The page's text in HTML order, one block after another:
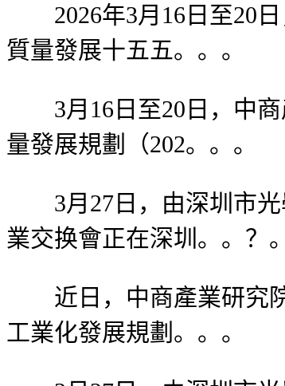
2026年3月16日至20日
質量發展十五五。。。
3月16日至20日，中商
量發展規劃（202。。。
3月27日，由深圳市光
業交换會正在深圳。。？。
近日，中商產業研究院
工業化發展規劃。。。